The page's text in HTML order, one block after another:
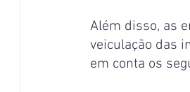
Além disso, as
veiculação das
em conta os